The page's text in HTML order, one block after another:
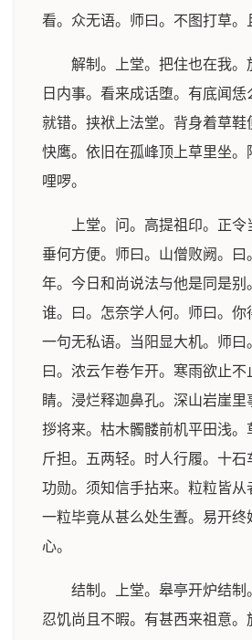
看。众无语。师曰。不图打草。
解制。上堂。把住也在我。
日内事。看来成话堕。有底闻
就错。挟袱上法堂。背身着草鞋
快鹰。依旧在孤峰顶上草里坐。
哩啰。
上堂。问。高提祖印。正令
垂何方便。师曰。山僧败阙。曰
年。今日和尚说法与他是同是别
谁。曰。怎奈学人何。师曰。你
一句无私语。当阳显大机。师曰
曰。浓云乍卷乍开。寒雨欲止不
睛。浸烂释迦鼻孔。深山岩崖
拶将来。枯木髑髅前机平田浅。
斤担。五两轻。时人行履。十
功勋。须知信手拈来。粒粒皆从
一粒毕竟从甚么处生聻。易开终
心。
结制。上堂。皋亭开炉结制
忍饥尚且不暇。有甚西来祖意。